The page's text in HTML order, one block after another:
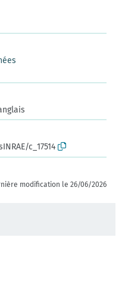
c_17514
modification le 26/06/2026